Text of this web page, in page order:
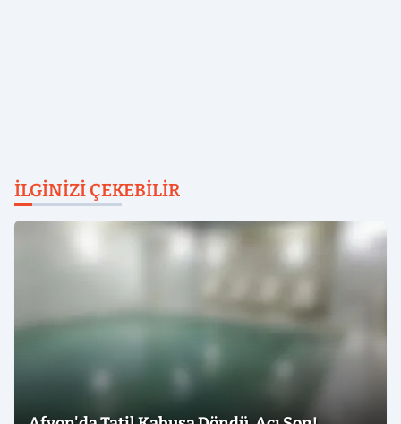
İLGINIZI ÇEKEBILIR